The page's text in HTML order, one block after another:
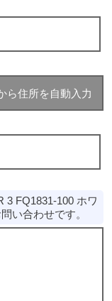
ら住所を自動入力
3 FQ1831-100 ホワ
い合わせです。